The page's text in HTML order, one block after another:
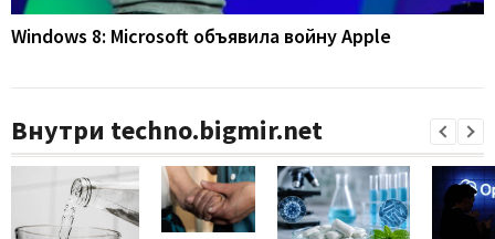
Windows 8: Microsoft объявила войну Apple
Внутри techno.bigmir.net